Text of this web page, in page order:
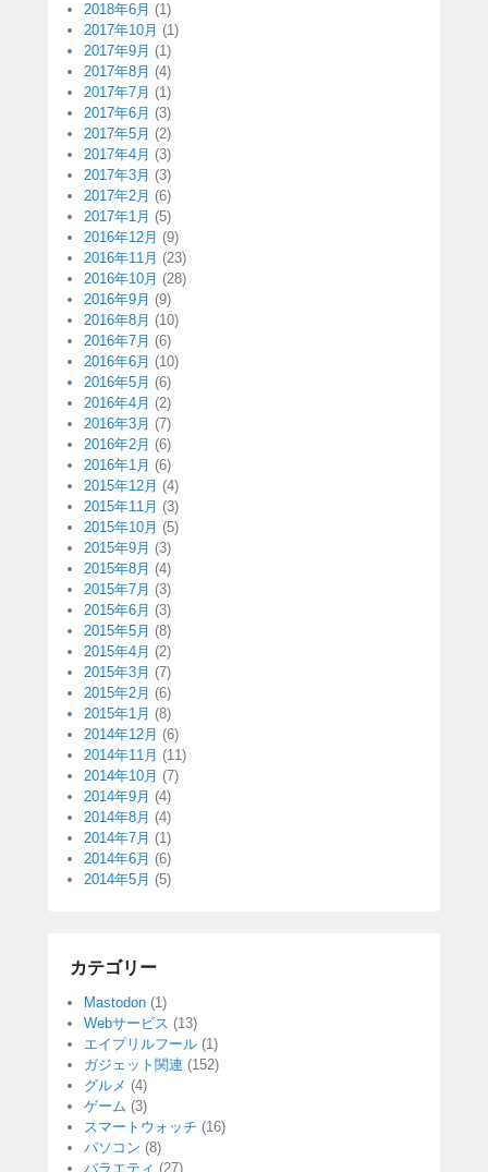
2018年6月 (1)
2017年10月 (1)
2017年9月 (1)
2017年8月 (4)
2017年7月 (1)
2017年6月 (3)
2017年5月 (2)
2017年4月 (3)
2017年3月 (3)
2017年2月 (6)
2017年1月 (5)
2016年12月 (9)
2016年11月 (23)
2016年10月 (28)
2016年9月 (9)
2016年8月 (10)
2016年7月 (6)
2016年6月 (10)
2016年5月 (6)
2016年4月 (2)
2016年3月 (7)
2016年2月 (6)
2016年1月 (6)
2015年12月 (4)
2015年11月 (3)
2015年10月 (5)
2015年9月 (3)
2015年8月 (4)
2015年7月 (3)
2015年6月 (3)
2015年5月 (8)
2015年4月 (2)
2015年3月 (7)
2015年2月 (6)
2015年1月 (8)
2014年12月 (6)
2014年11月 (11)
2014年10月 (7)
2014年9月 (4)
2014年8月 (4)
2014年7月 (1)
2014年6月 (6)
2014年5月 (5)
カテゴリー
Mastodon (1)
Webサービス (13)
エイプリルフール (1)
ガジェット関連 (152)
グルメ (4)
ゲーム (3)
スマートウォッチ (16)
パソコン (8)
バラエティ (27)